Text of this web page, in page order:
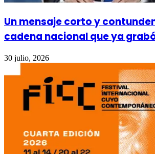
Un mensaje corto y
cadena nacional que ya
30 julio, 2026